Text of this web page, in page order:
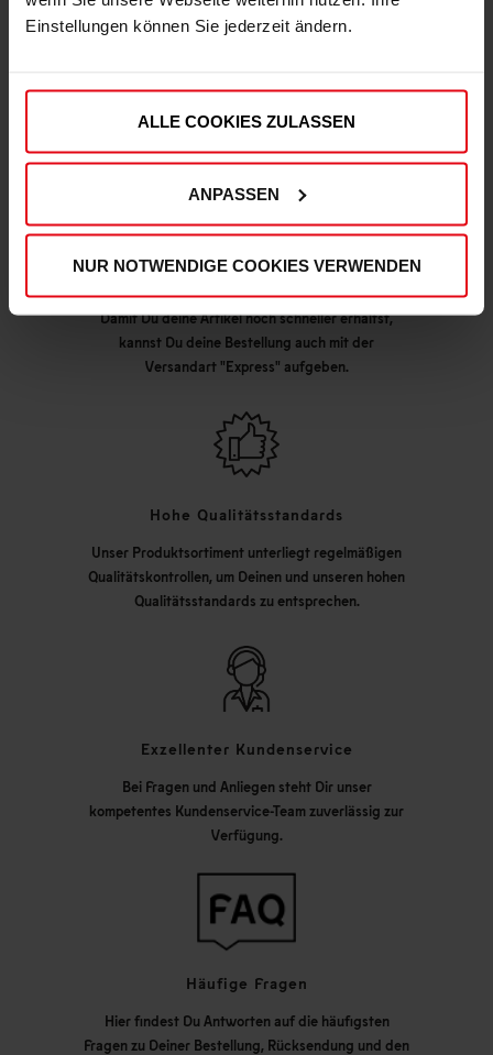
Einstellungen können Sie jederzeit ändern.
ALLE COOKIES ZULASSEN
ANPASSEN
NUR NOTWENDIGE COOKIES VERWENDEN
Damit Du deine Artikel noch schneller erhältst,
kannst Du deine Bestellung auch mit der
Versandart "Express" aufgeben.
Hohe Qualitätsstandards
Unser Produktsortiment unterliegt regelmäßigen
Qualitätskontrollen, um Deinen und unseren hohen
Qualitätsstandards zu entsprechen.
Exzellenter Kundenservice
Bei Fragen und Anliegen steht Dir unser
kompetentes Kundenservice-Team zuverlässig zur
Verfügung.
Häufige Fragen
Hier findest Du Antworten auf die häufigsten
Fragen zu Deiner Bestellung, Rücksendung und den